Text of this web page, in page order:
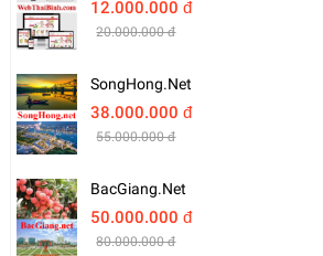
12.000.000 đ
20.000.000 đ
SongHong.net
38.000.000 đ
55.000.000 đ
BacGiang.net
50.000.000 đ
80.000.000 đ